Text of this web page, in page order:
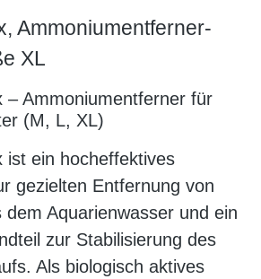
Ammoniumentferner-
XL
– Ammoniumentferner für
(M, L, XL)
ist ein hocheffektives
gezielten Entfernung von
Aquarienwasser und ein
zur Stabilisierung des
Als biologisch aktives